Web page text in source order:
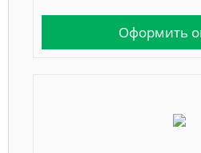
Оформить